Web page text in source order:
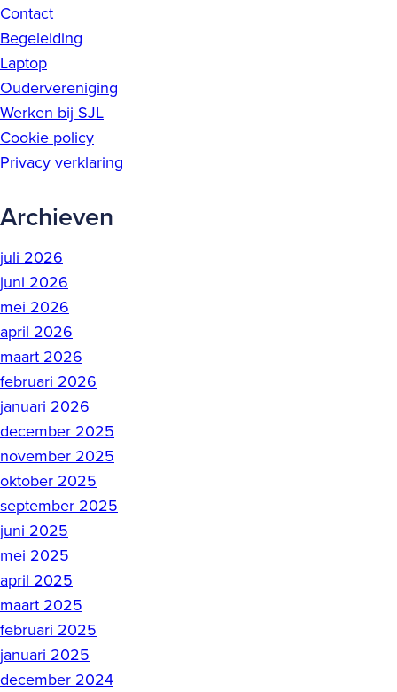
Contact
Begeleiding
Laptop
Oudervereniging
Werken bij SJL
Cookie policy
Privacy verklaring
Archieven
juli 2026
juni 2026
mei 2026
april 2026
maart 2026
februari 2026
januari 2026
december 2025
november 2025
oktober 2025
september 2025
juni 2025
mei 2025
april 2025
maart 2025
februari 2025
januari 2025
december 2024